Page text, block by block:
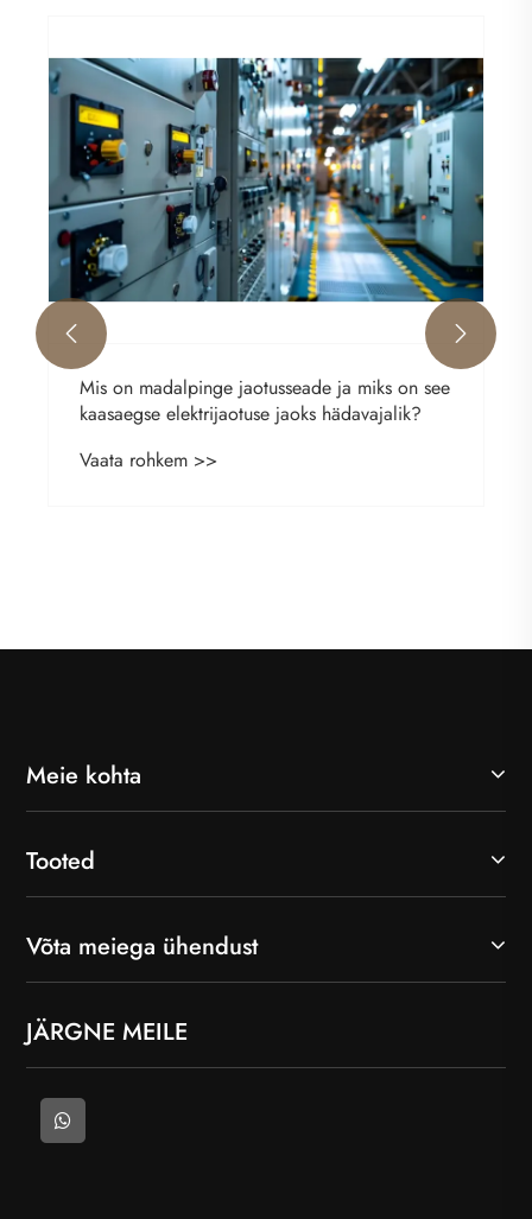
Mis on madalpinge jaotusseade ja miks on see
kaasaegse elektrijaotuse jaoks hädavajalik?
Vaata rohkem >>
 
Meie kohta
Tooted
Võta meiega ühendust
JÄRGNE MEILE